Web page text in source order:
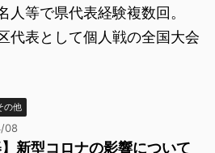
人等で県代表経験複数回。
代表として個人戦の全国大会
の他
08
】新型コロナの影響について